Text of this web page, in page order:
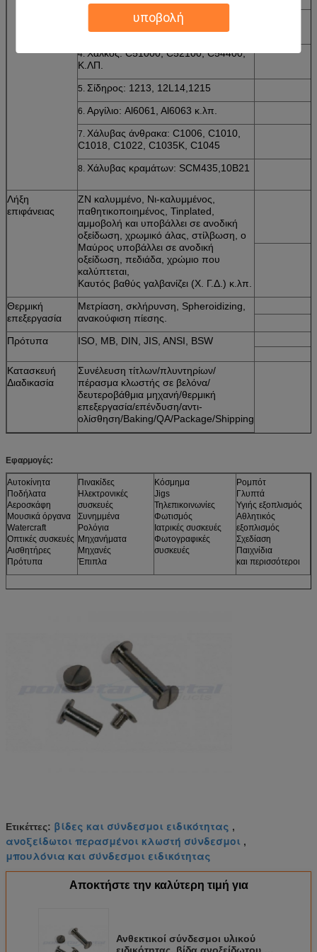
υποβολή
C27200CuZn37),
C28000 (CuZn40)
4.Χαλκός: C51000, C52100, C54400,
Κ.ΛΠ.
5. Σίδηρος: 1213, 12L14,1215
6. Αργίλιο: Al6061, Al6063 κ.λπ.
7. Χάλυβας άνθρακα: C1006, C1010,
C1018, C1022, C1035K, C1045
8. Χάλυβας κραμάτων: SCM435,10B21
Λήξη
επιφάνειας
ZN καλυμμένο, Νι-καλυμμένος,
παθητικοποιημένος, Tinplated,
αμμοβολή και υποβάλλει σε ανοδική
οξείδωση, χρωμικό άλας, στίλβωση, ο
Μαύρος υποβάλλει σε ανοδική
οξείδωση, πεδιάδα, χρώμιο που
καλύπτεται,
Καυτός βαθύς γαλβανίζει (Χ. Γ.Δ.) κ.λπ.
Θερμική
επεξεργασία
Μετρίαση, σκλήρυνση, Spheroidizing,
ανακούφιση πίεσης.
Πρότυπα
ISO, ΜΒ, DIN, JIS, ANSI, BSW
Κατασκευή
Διαδικασία
Συνέλευση τίτλων/πλυντηρίων/
πέρασμα κλωστής σε βελόνα/
δευτεροβάθμια μηχανή/θερμική
επεξεργασία/επένδυση/αντι-
ολίσθηση/Baking/QA/Package/Shipping
Εφαρμογές:
Αυτοκίνητα
Ποδήλατα
Αεροσκάφη
Μουσικά όργανα
Watercraft
Οπτικές συσκευές
Αισθητήρες
Πρότυπα
Πινακίδες
Ηλεκτρονικές
συσκευές
Συνημμένα
Ρολόγια
Μηχανήματα
Μηχανές
Έπιπλα
Κόσμημα
Jigs
Τηλεπικοινωνίες
Φωτισμός
Ιατρικές συσκευές
Φωτογραφικές
συσκευές
Ρομπότ
Γλυπτά
Υγιής εξοπλισμός
Αθλητικός
εξοπλισμός
Σχεδίαση
Παιχνίδια
και περισσότεροι
Ετικέττες: βίδες και σύνδεσμοι ειδικότητας ,
ανοξείδωτοι περασμένοι κλωστή σύνδεσμοι ,
μπουλόνια και σύνδεσμοι ειδικότητας
Αποκτήστε την καλύτερη τιμή για
Ανθεκτικοί σύνδεσμοι υλικού